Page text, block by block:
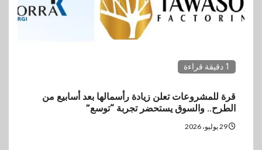
1 دقيقة قراءة
قرة للمشروعات تعلن زيادة رأسمالها بعد أسابيع من
الطرح.. والسوق يستحضر تجربة “توسع”